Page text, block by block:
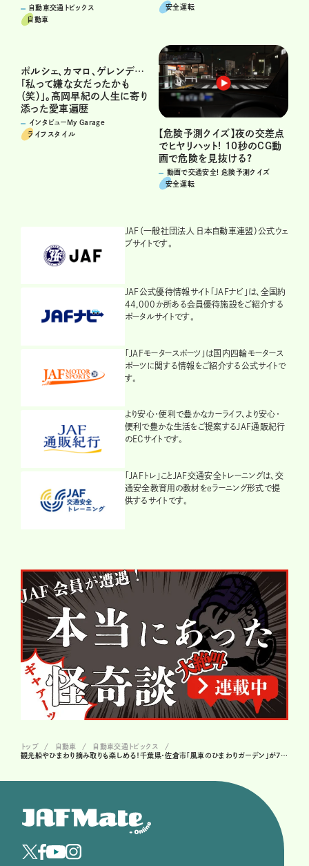
自動車交通トピックス
自動車
安全運転
ポルシェ、カマロ、ゲレンデ…
「私って嫌な女だったかも
（笑）」。高岡早紀の人生に寄り
添った愛車遍歴
インタビューMy Garage
ライフスタイル
【危険予測クイズ】夜の交差点
でヒヤリハット! 10秒のCG動
画で危険を見抜ける?
動画で交通安全! 危険予測クイズ
安全運転
JAF（一般社団法人 日本自動車連盟）公式ウェ
ブサイトです。
JAF公式優待情報サイト「JAFナビ」は、全国約
44,000か所ある会員優待施設をご紹介する
ポータルサイトです。
「JAFモータースポーツ」は国内四輪モータース
ポーツに関する情報をご紹介する公式サイトで
す。
より安心・便利で豊かなカーライフ、より安心・
便利で豊かな生活をご提案するJAF通販紀行
のECサイトです。
「JAFトレ」ことJAF交通安全トレーニングは、交
通安全教育用の教材をeラーニング形式で提
供するサイトです。
トップ 自動車
自動車交通トピックス
観光船やひまわり摘み取りも楽しめる！千葉県・佐倉市「風車のひまわりガーデン」が7月6日より開催